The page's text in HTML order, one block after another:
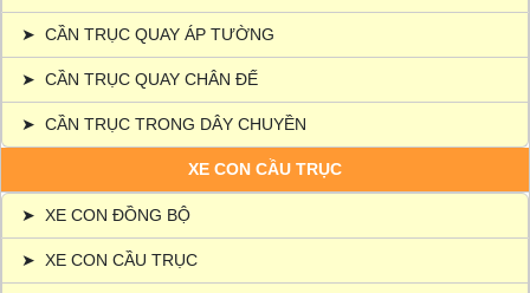
➤ CẦN TRỤC QUAY ÁP TƯỜNG
➤ CẦN TRỤC QUAY CHÂN ĐẾ
➤ CẦN TRỤC TRONG DÂY CHUYỀN
XE CON CẦU TRỤC
➤ XE CON ĐỒNG BỘ
➤ XE CON CẦU TRỤC